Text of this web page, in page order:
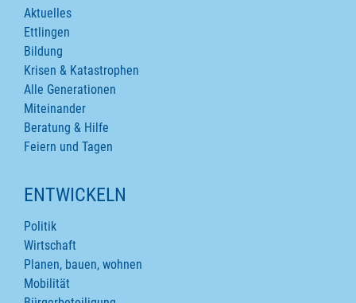
Aktuelles
Ettlingen
Bildung
Krisen & Katastrophen
Alle Generationen
Miteinander
Beratung & Hilfe
Feiern und Tagen
ENTWICKELN
Politik
Wirtschaft
Planen, bauen, wohnen
Mobilität